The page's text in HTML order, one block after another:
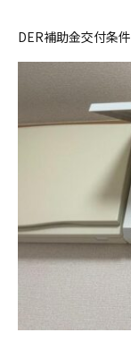
DER補助金交付条件